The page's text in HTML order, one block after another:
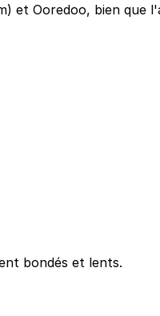
et Ooredoo, bien que
bondés et lents.